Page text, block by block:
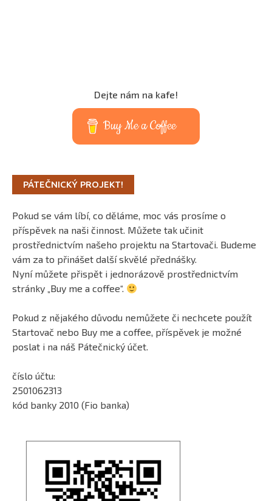
Dejte nám na kafe!
Buy Me a Coffee
PÁTEČNICKÝ PROJEKT!
Pokud se vám líbí, co děláme, moc vás prosíme o
příspěvek na naši činnost. Můžete tak učinit
prostřednictvím našeho projektu na Startovači. Budeme
vám za to přinášet další skvělé přednášky.
Nyní můžete přispět i jednorázově prostřednictvím
stránky „Buy me a coffee“.
Pokud z nějakého důvodu nemůžete či nechcete použít
Startovač nebo Buy me a coffee, příspěvek je možné
poslat i na náš Pátečnický účet.
číslo účtu:
2501062313
kód banky 2010 (Fio banka)